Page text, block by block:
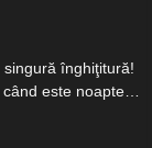
înghiţitură!
când este noapte…